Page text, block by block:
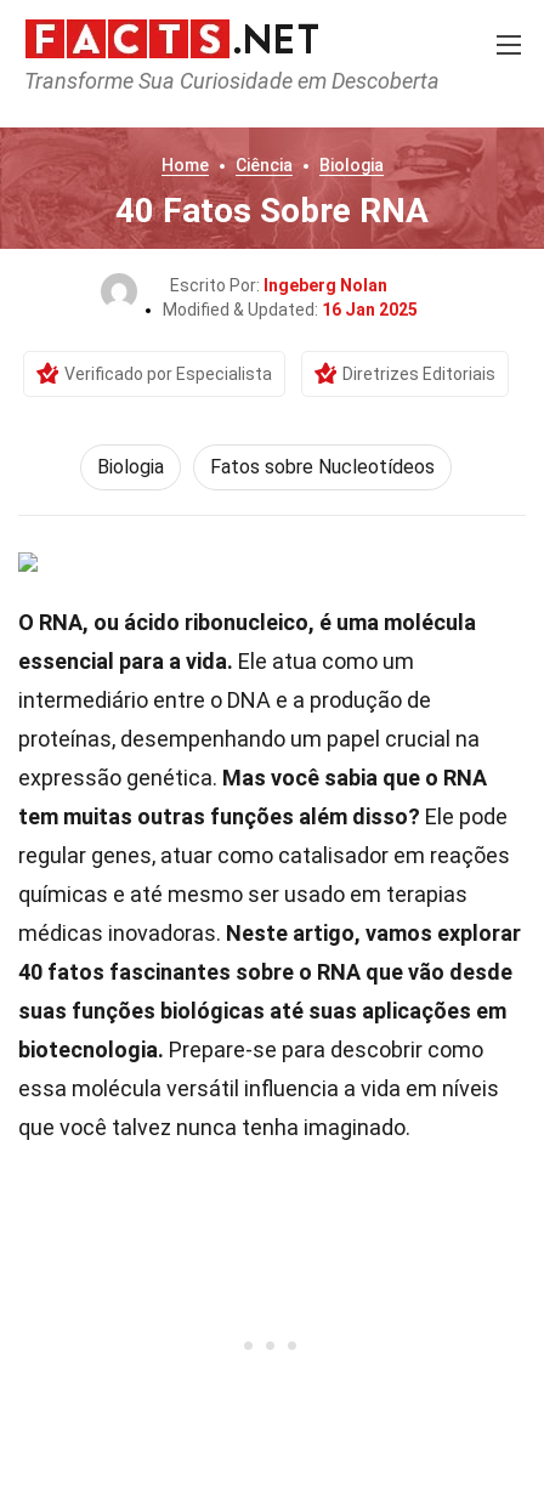
Transforme Sua Curiosidade em Descoberta
Home Ciência Biologia
40 Fatos Sobre RNA
Escrito Por: Ingeberg Nolan
Modified & Updated: 16 Jan 2025
Verificado por Especialista Diretrizes Editoriais
Biologia Fatos sobre Nucleotídeos
O RNA, ou ácido ribonucleico, é uma molécula
essencial para a vida. Ele atua como um
intermediário entre o DNA e a produção de
proteínas, desempenhando um papel crucial na
expressão genética. Mas você sabia que o RNA
tem muitas outras funções além disso? Ele pode
regular genes, atuar como catalisador em reações
químicas e até mesmo ser usado em terapias
médicas inovadoras. Neste artigo, vamos explorar
40 fatos fascinantes sobre o RNA que vão desde
suas funções biológicas até suas aplicações em
biotecnologia. Prepare-se para descobrir como
essa molécula versátil influencia a vida em níveis
que você talvez nunca tenha imaginado.